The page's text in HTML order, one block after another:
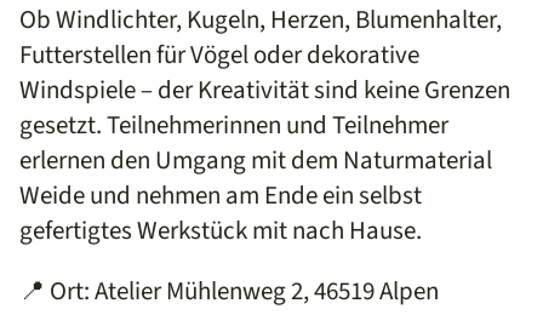
Ob Windlichter, Kugeln, Herzen, Blumenhalter,
Futterstellen für Vögel oder dekorative
Windspiele – der Kreativität sind keine Grenzen
gesetzt. Teilnehmerinnen und Teilnehmer
erlernen den Umgang mit dem Naturmaterial
Weide und nehmen am Ende ein selbst
gefertigtes Werkstück mit nach Hause.
📍 Ort: Atelier Mühlenweg 2, 46519 Alpen